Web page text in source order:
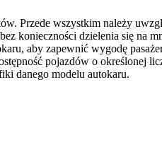
Przede wszystkim należy
konieczności dzielenia się na
aby zapewnić wygodę
pojazdów o określonej
danego modelu autokaru.